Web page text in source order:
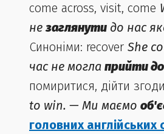
come across, visit, come
незаглянути до нас
Синоніми: recover She
час не могла прийти
помиритися, дійти
to win. — Ми маємо
головних англійських